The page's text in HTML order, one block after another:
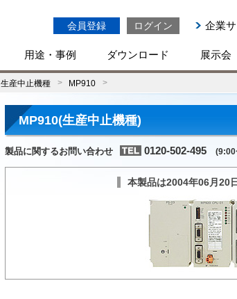
会員登録 ログイン 企業
用途・事例 ダウンロード 展示会
生産中止機種 MP910
MP910(生産中止機種)
製品に関するお問い合わせ 0120-502-495
本製品は2004年06月20